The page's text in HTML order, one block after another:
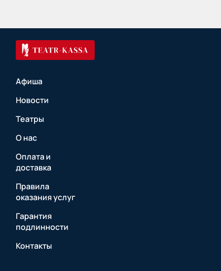
Афиша
Новости
Театры
О нас
Оплата и
доставка
Правила
оказания услуг
Гарантия
подлинности
Контакты